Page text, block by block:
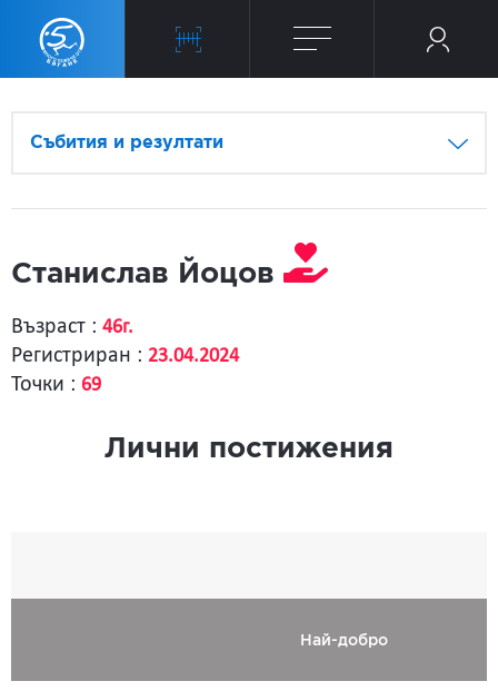
Събития и резултати
Станислав Йоцов
Възраст : 46г.
Регистриран : 23.04.2024
Точки : 69
Лични постижения
Най-добро